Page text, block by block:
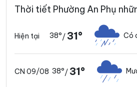
Thời tiết Phường An Phụ
Hiện tại 38°/31° Có
CN 09/08 38°/31°